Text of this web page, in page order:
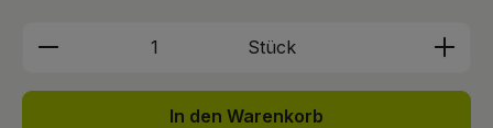
Produkt Anzahl: Gib den
Stück
In den Warenkorb